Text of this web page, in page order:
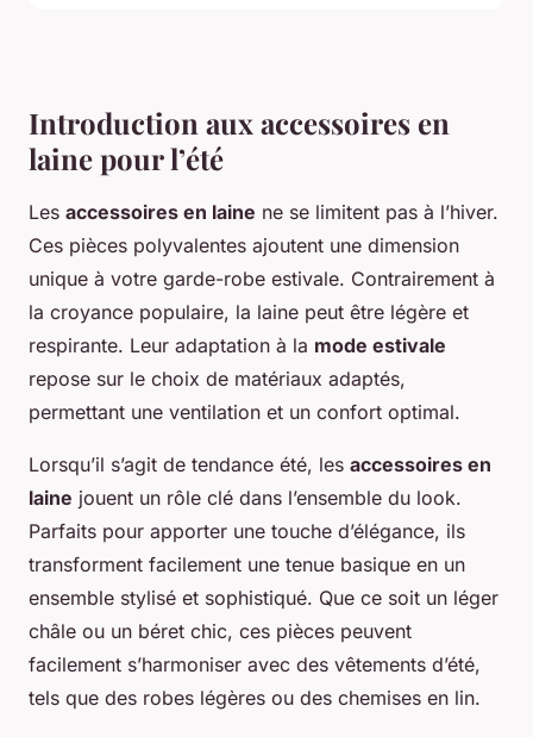
Introduction aux accessoires en
laine pour l’été
Les accessoires en laine ne se limitent pas à l’hiver.
Ces pièces polyvalentes ajoutent une dimension
unique à votre garde-robe estivale. Contrairement à
la croyance populaire, la laine peut être légère et
respirante. Leur adaptation à la mode estivale
repose sur le choix de matériaux adaptés,
permettant une ventilation et un confort optimal.
Lorsqu’il s’agit de tendance été, les accessoires en
laine jouent un rôle clé dans l’ensemble du look.
Parfaits pour apporter une touche d’élégance, ils
transforment facilement une tenue basique en un
ensemble stylisé et sophistiqué. Que ce soit un léger
châle ou un béret chic, ces pièces peuvent
facilement s’harmoniser avec des vêtements d’été,
tels que des robes légères ou des chemises en lin.